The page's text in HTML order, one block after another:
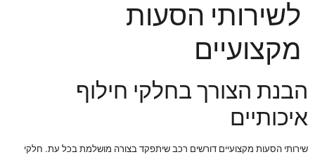
לשירותי הסעות
מקצועיים
הבנת הצורך בחלקי חילוף
איכותיים
שירותי הסעות מקצועיים דורשים רכב שיתפקד בצורה מושלמת בכל עת. חלקי